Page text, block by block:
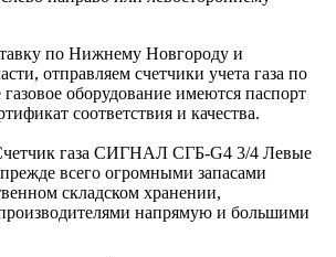
по Нижнему Новгороду и
отправляем счетчики учета газа по
оборудование имеются паспорт
соответствия и качества.
газа СИГНАЛ СГБ-G4 3/4 Левые
всего огромными запасами
складском хранении,
напрямую и большими